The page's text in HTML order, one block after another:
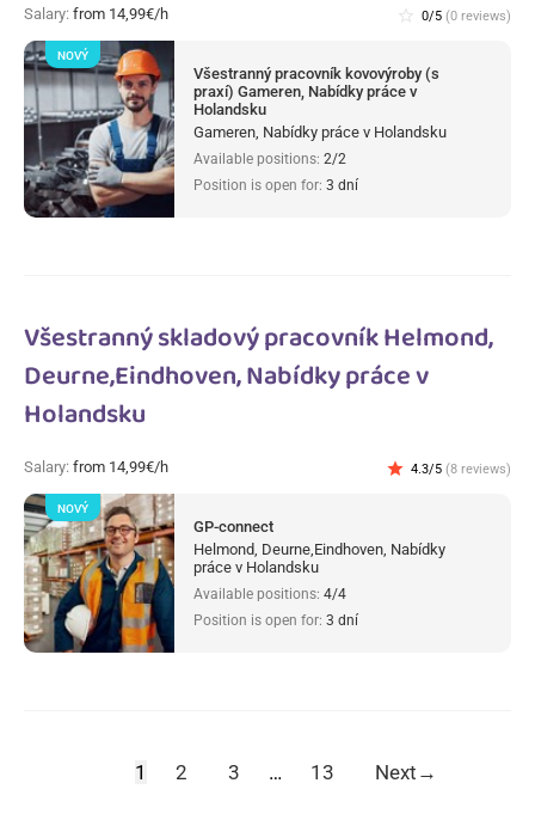
Salary: from 14,99€/h star_border 0/5 (0 reviews)
Všestranný pracovník kovovýroby (s
praxí) Gameren, Nabídky práce v
Holandsku
Gameren, Nabídky práce v Holandsku
Available positions: 2/2
Position is open for: 3 dní
NOVÝ
Všestranný skladový pracovník Helmond,
Deurne,Eindhoven, Nabídky práce v
Holandsku
Salary: from 14,99€/h star 4.3/5 (8 reviews)
GP-connect
Helmond, Deurne,Eindhoven, Nabídky
práce v Holandsku
Available positions: 4/4
Position is open for: 3 dní
NOVÝ
1 2 3 … 13 Next →